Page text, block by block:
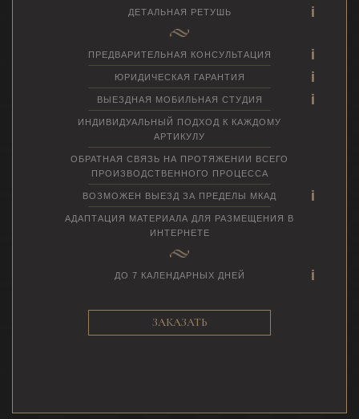
ДЕТАЛЬНАЯ РЕТУШЬ
ПРЕДВАРИТЕЛЬНАЯ КОНСУЛЬТАЦИЯ
ЮРИДИЧЕСКАЯ ГАРАНТИЯ
ВЫЕЗДНАЯ МОБИЛЬНАЯ СТУДИЯ
ИНДИВИДУАЛЬНЫЙ ПОДХОД К КАЖДОМУ
АРТИКУЛУ
ОБРАТНАЯ СВЯЗЬ НА ПРОТЯЖЕНИИ ВСЕГО
ПРОИЗВОДСТВЕННОГО ПРОЦЕССА
ВОЗМОЖЕН ВЫЕЗД ЗА ПРЕДЕЛЫ МКАД
АДАПТАЦИЯ МАТЕРИАЛА ДЛЯ РАЗМЕЩЕНИЯ В
ИНТЕРНЕТЕ
ДО 7 КАЛЕНДАРНЫХ ДНЕЙ
ЗАКАЗАТЬ